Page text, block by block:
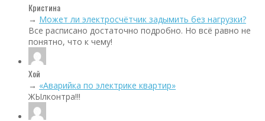
Кристина
→ Может ли электросчётчик задымить без нагрузки?
Все расписано достаточно подробно. Но всё равно не
понятно, что к чему!
Хой
→ «Аварийка по электрике квартир»
ЖЫлконтра!!!